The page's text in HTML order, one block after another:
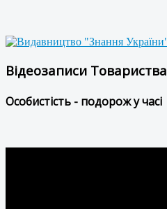
Відеозаписи Товариства
Особистість - подорож у часі